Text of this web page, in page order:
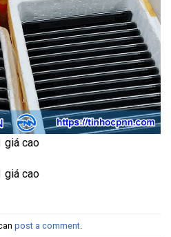
giá cao
giá cao
post a comment